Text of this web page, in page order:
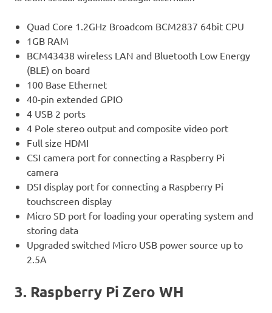
Quad Core 1.2GHz Broadcom BCM2837 64bit CPU
1GB RAM
BCM43438 wireless LAN and Bluetooth Low Energy
(BLE) on board
100 Base Ethernet
40-pin extended GPIO
4 USB 2 ports
4 Pole stereo output and composite video port
Full size HDMI
CSI camera port for connecting a Raspberry Pi
camera
DSI display port for connecting a Raspberry Pi
touchscreen display
Micro SD port for loading your operating system and
storing data
Upgraded switched Micro USB power source up to
2.5A
3. Raspberry Pi Zero WH